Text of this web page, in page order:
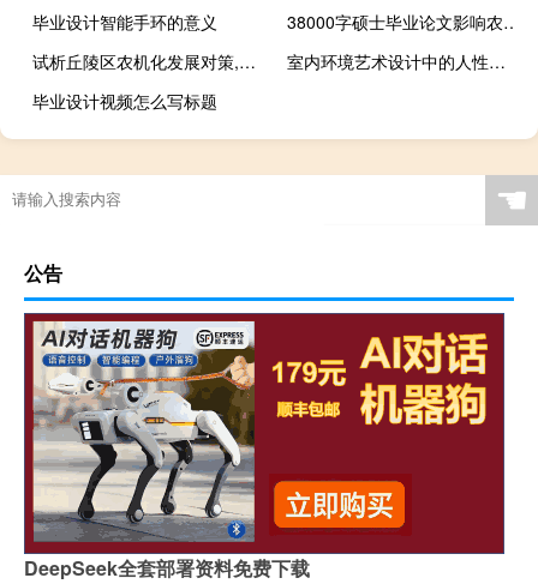
毕业设计智能手环的意义
38000字硕士毕业论文影响农民参与农业节水意识的因素研究
试析丘陵区农机化发展对策,如何推进丘陵山区农业机械化建设
室内环境艺术设计中的人性化处理研究,环境艺术设计专业包括室内设计吗？
毕业设计视频怎么写标题
☚
公告
DeepSeek全套部署资料免费下载